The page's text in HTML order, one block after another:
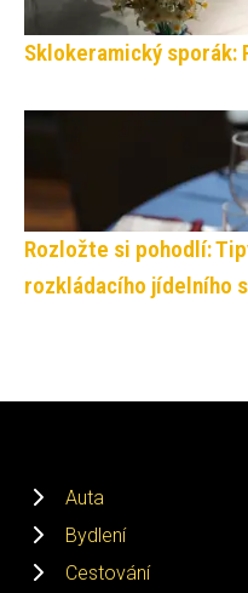
Sklokeramický sporák:
Rozložte si pohodlí:
rozkládacího jídelního
Auta
Bydlení
Cestování